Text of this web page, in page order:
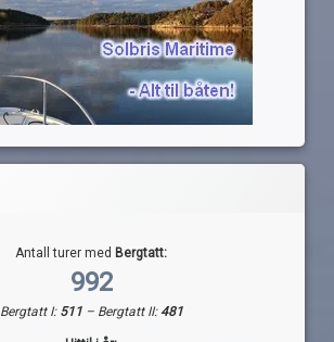
Antall turer med Bergtatt:
992
Bergtatt I: 511 – Bergtatt II:481